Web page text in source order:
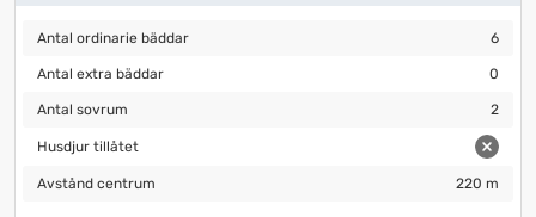
Antal ordinarie bäddar
Antal ordinarie bäddar 6
Antal extra bäddar
Antal extra bäddar 0
Antal sovrum
Antal sovrum 2
Husdjur tillåtet
Husdjur tillåtet
Avstånd centrum
Avstånd centrum 220 m